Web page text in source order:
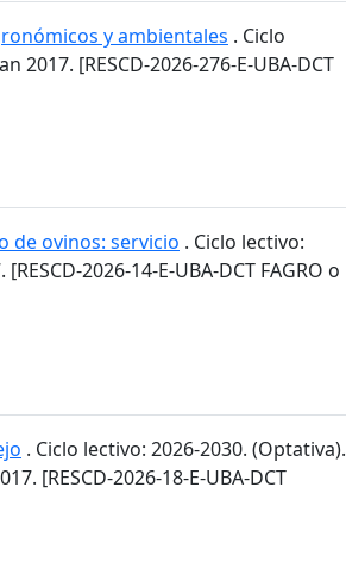
y ambientales . Ciclo
2017. [RESCD-2026-276-E-UBA-DCT
de ovinos: servicio . Ciclo lectivo:
2026-14-E-UBA-DCT FAGRO o
. Ciclo lectivo: 2026-2030. (Optativa).
[RESCD-2026-18-E-UBA-DCT